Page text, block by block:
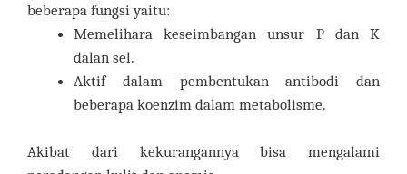
beberapa fungsi yaitu:
Memelihara keseimbangan unsur P dan K
dalan sel.
Aktif dalam pembentukan antibodi dan
beberapa koenzim dalam metabolisme.
Akibat dari kekurangannya bisa mengalami